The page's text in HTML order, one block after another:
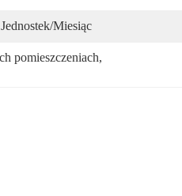
miesiąc
pomieszczeniach,